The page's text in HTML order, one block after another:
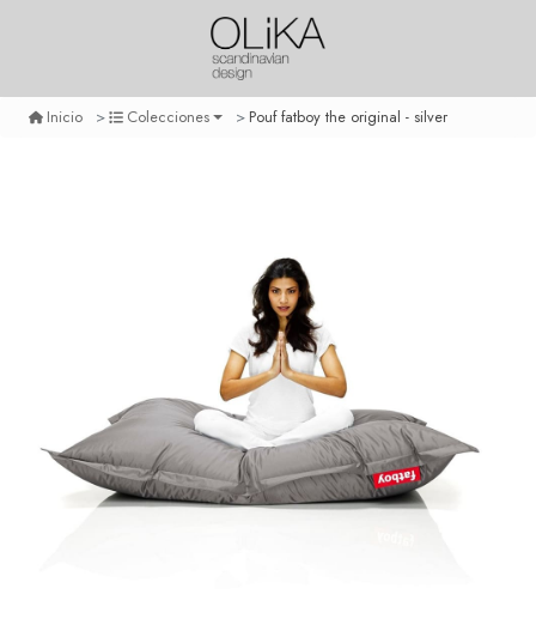
Inicio Colecciones Pouf fatboy the original - silver